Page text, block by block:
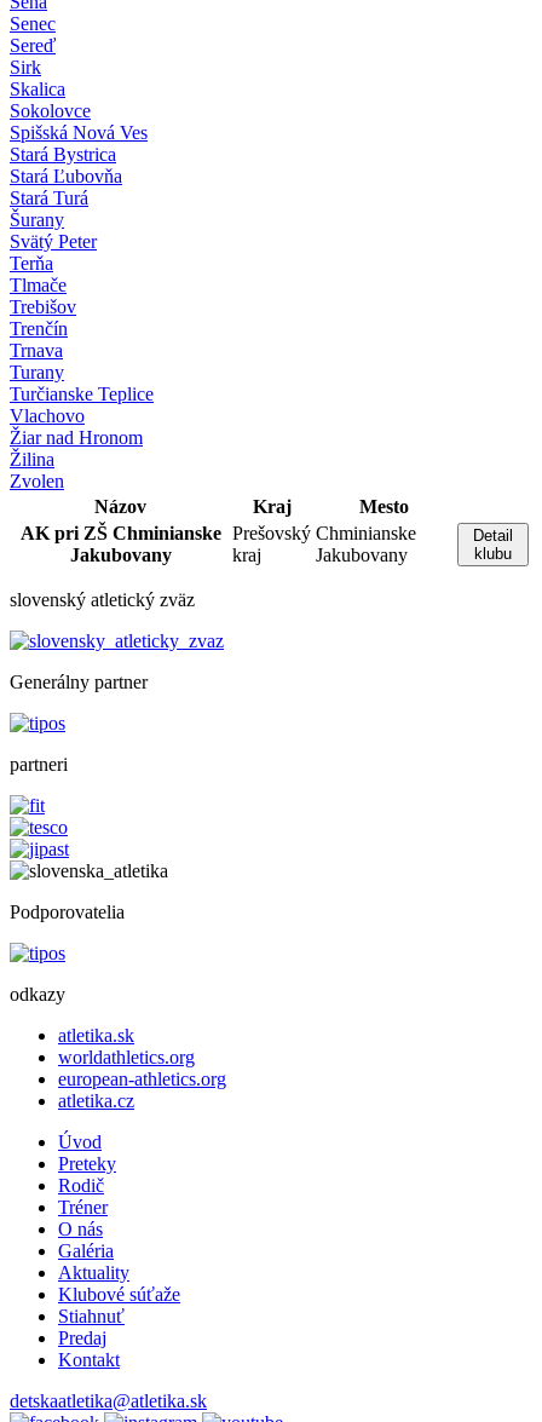
Senec
Sereď
Sirk
Skalica
Sokolovce
Spišská Nová Ves
Stará Bystrica
Stará Ľubovňa
Stará Turá
Šurany
Svätý Peter
Terňa
Tlmače
Trebišov
Trenčín
Trnava
Turany
Turčianske Teplice
Vlachovo
Žiar nad Hronom
Žilina
Zvolen
Názov
Kraj
Mesto
AK pri ZŠ Chminianske
Jakubovany
Prešovský
kraj
Chminianske
Jakubovany
Detail
klubu
slovenský atletický zväz
Generálny partner
partneri
Podporovatelia
odkazy
atletika.sk
worldathletics.org
european-athletics.org
atletika.cz
Úvod
Preteky
Rodič
Tréner
O nás
Galéria
Aktuality
Klubové súťaže
Stiahnuť
Predaj
Kontakt
detskaatletika@atletika.sk